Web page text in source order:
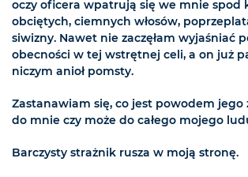
oczy oficera wpatrują się we mnie spod
obciętych, ciemnych włosów,
siwizny. Nawet nie zaczęłam wyjaśniać
obecności w tej wstrętnej celi, a on już
niczym anioł pomsty.
Zastanawiam się, co jest powodem jego
do mnie czy może do całego mojego
Barczysty strażnik rusza w moją stronę.